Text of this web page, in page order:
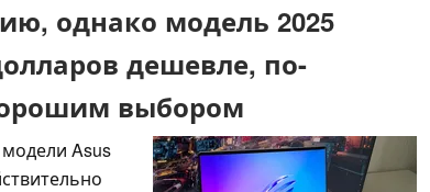
однако модель 2025
дешевле, по-
выбором
Asus